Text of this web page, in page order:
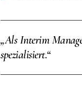
„Als Interim
spezialisiert.“